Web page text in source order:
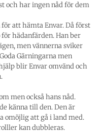
och har ingen nåd för dem
att hämta Envar. Då först
hädanfärden. Han ber
men vännerna sviker
Gärningarna men
blir Envar omvänd och
men också hans nåd.
känna till den. Den är
omöjlig att gå i land med.
kan dubbleras.